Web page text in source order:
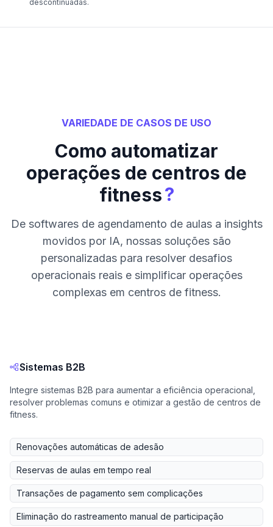
descontinuadas.
VARIEDADE DE CASOS DE USO
Como automatizar
operações de centros de
fitness?
De softwares de agendamento de aulas a insights
movidos por IA, nossas soluções são
personalizadas para resolver desafios
operacionais reais e simplificar operações
complexas em centros de fitness.
Sistemas B2B
Integre sistemas B2B para aumentar a eficiência operacional,
resolver problemas comuns e otimizar a gestão de centros de
fitness.
Renovações automáticas de adesão
Reservas de aulas em tempo real
Transações de pagamento sem complicações
Eliminação do rastreamento manual de participação